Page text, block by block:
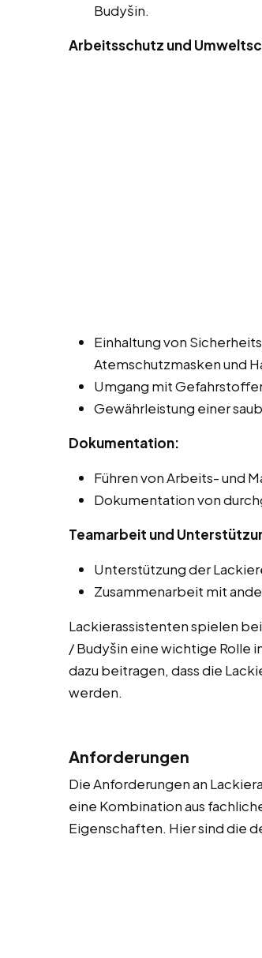
Budyšin.
Arbeitsschutz und
Einhaltung von
Atemschutzmasken und
Umgang mit
Gewährleistung einer
Dokumentation:
Führen von Arbeits- und
Dokumentation von
Teamarbeit und
Unterstützung der
Zusammenarbeit mit
Lackierassistenten spielen
/ Budyšin eine wichtige Rolle
dazu beitragen, dass die
werden.
Anforderungen
Die Anforderungen an
eine Kombination aus
Eigenschaften. Hier sind die